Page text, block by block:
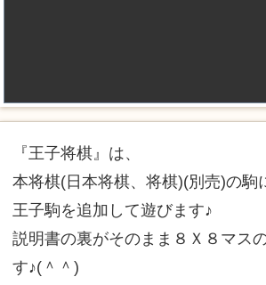
『王子将棋』は、
本将棋(日本将棋、将棋)(別売)の駒
王子駒を追加して遊びます♪
説明書の裏がそのまま８Ｘ８マス
す♪(＾＾)